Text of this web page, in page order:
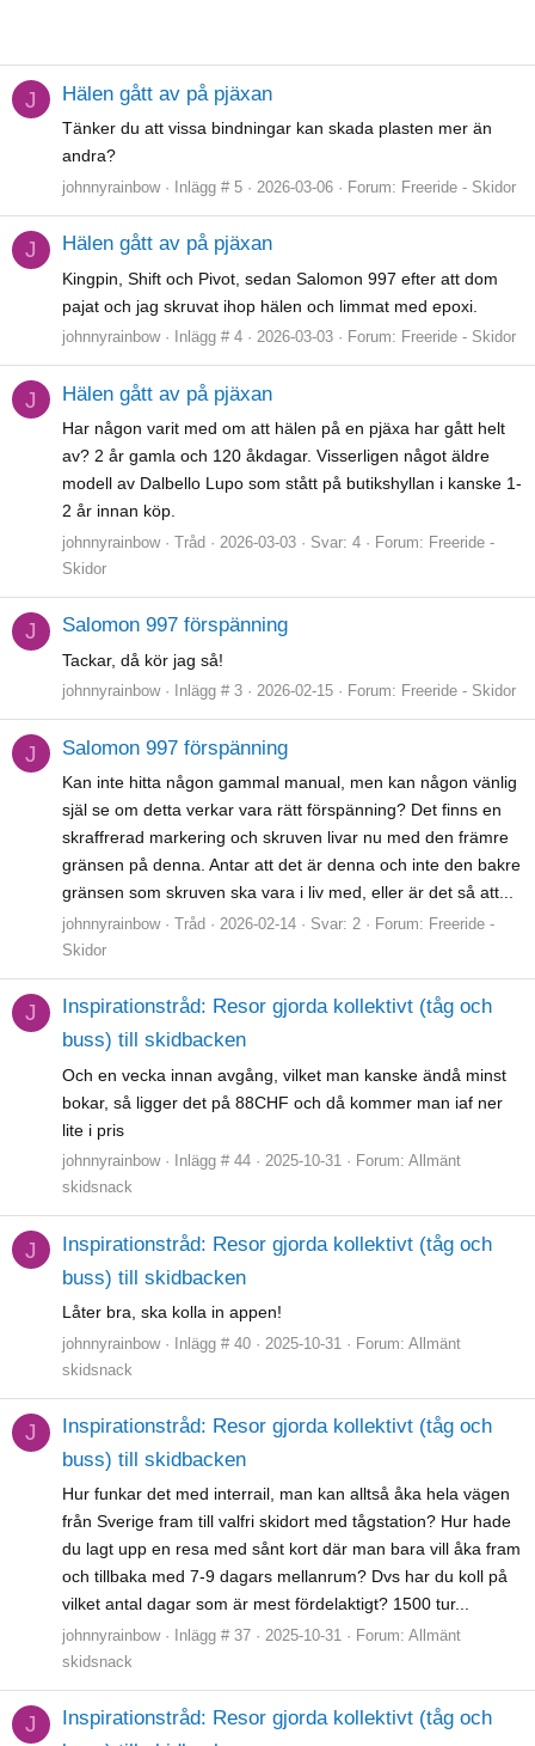
J Hälen gått av på pjäxan
Tänker du att vissa bindningar kan skada plasten mer än
andra?
johnnyrainbow Inlägg # 5 2026-03-06 Forum: Freeride - Skidor
J Hälen gått av på pjäxan
Kingpin, Shift och Pivot, sedan Salomon 997 efter att dom
pajat och jag skruvat ihop hälen och limmat med epoxi.
johnnyrainbow Inlägg # 4 2026-03-03 Forum: Freeride - Skidor
J Hälen gått av på pjäxan
Har någon varit med om att hälen på en pjäxa har gått helt
av? 2 år gamla och 120 åkdagar. Visserligen något äldre
modell av Dalbello Lupo som stått på butikshyllan i kanske 1-
2 år innan köp.
johnnyrainbow Tråd 2026-03-03 Svar: 4 Forum: Freeride -
Skidor
J Salomon 997 förspänning
Tackar, då kör jag så!
johnnyrainbow Inlägg # 3 2026-02-15 Forum: Freeride - Skidor
J Salomon 997 förspänning
Kan inte hitta någon gammal manual, men kan någon vänlig
själ se om detta verkar vara rätt förspänning? Det finns en
skraffrerad markering och skruven livar nu med den främre
gränsen på denna. Antar att det är denna och inte den bakre
gränsen som skruven ska vara i liv med, eller är det så att...
johnnyrainbow Tråd 2026-02-14 Svar: 2 Forum: Freeride -
Skidor
J
Inspirationstråd: Resor gjorda kollektivt (tåg och
buss) till skidbacken
Och en vecka innan avgång, vilket man kanske ändå minst
bokar, så ligger det på 88CHF och då kommer man iaf ner
lite i pris
johnnyrainbow Inlägg # 44 2025-10-31 Forum: Allmänt
skidsnack
J
Inspirationstråd: Resor gjorda kollektivt (tåg och
buss) till skidbacken
Låter bra, ska kolla in appen!
johnnyrainbow Inlägg # 40 2025-10-31 Forum: Allmänt
skidsnack
J
Inspirationstråd: Resor gjorda kollektivt (tåg och
buss) till skidbacken
Hur funkar det med interrail, man kan alltså åka hela vägen
från Sverige fram till valfri skidort med tågstation? Hur hade
du lagt upp en resa med sånt kort där man bara vill åka fram
och tillbaka med 7-9 dagars mellanrum? Dvs har du koll på
vilket antal dagar som är mest fördelaktigt? 1500 tur...
johnnyrainbow Inlägg # 37 2025-10-31 Forum: Allmänt
skidsnack
J
Inspirationstråd: Resor gjorda kollektivt (tåg och